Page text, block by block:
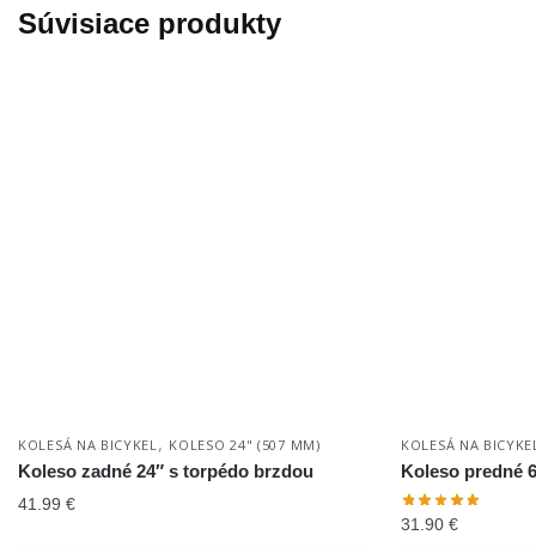
Súvisiace produkty
KOLESÁ NA BICYKEL, KOLESO 24" (507 MM)
Koleso zadné 24″ s torpédo brzdou
41.99 €
KOLESÁ NA
Koleso predné
31.90 €